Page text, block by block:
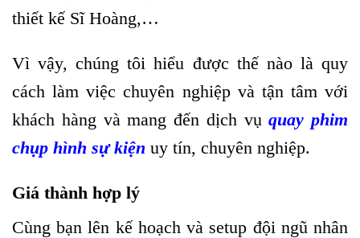
thiết kế Sĩ Hoàng,…
Vì vậy, chúng tôi hiểu được thế nào là quy
cách làm việc chuyên nghiệp và tận tâm với
khách hàng và mang đến dịch vụquay phim
chụp hình sự kiện uy tín, chuyên nghiệp.
Giá thành hợp lý
Cùng bạn lên kế hoạch và setup đội ngũ nhân